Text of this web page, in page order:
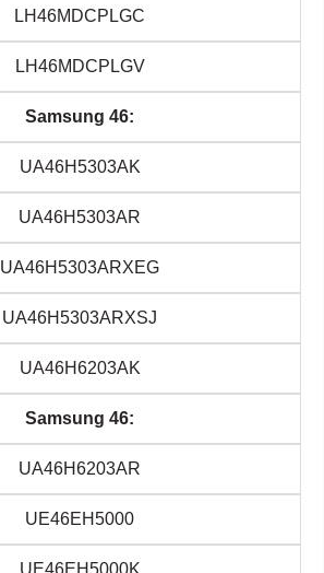
LH46MDCPLGC
LH46MDCPLGV
Samsung 46:
UA46H5303AK
UA46H5303AR
UA46H5303ARXEG
UA46H5303ARXSJ
UA46H6203AK
Samsung 46:
UA46H6203AR
UE46EH5000
UE46EH5000K